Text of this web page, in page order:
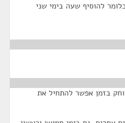
להוסיף שעה בימי שני
בזמן אפשר להתחיל את